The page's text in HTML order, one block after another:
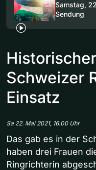
Samstag,
Sendung
Schweizer
Einsatz
Sa 22. Mai 2021, 16.00 Uhr
Das gab es in der
haben drei Frauen
Ringrichterin